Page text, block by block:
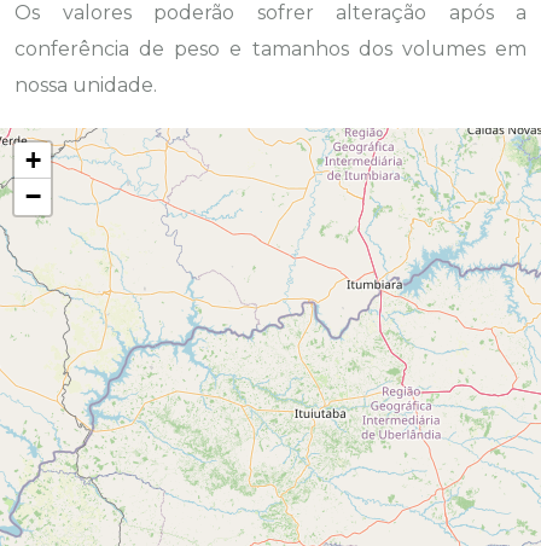
Os valores poderão sofrer alteração após a
conferência de peso e tamanhos dos volumes em
nossa unidade.
+
−